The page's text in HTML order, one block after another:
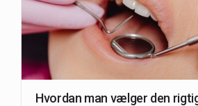
Hvordan man vælger den